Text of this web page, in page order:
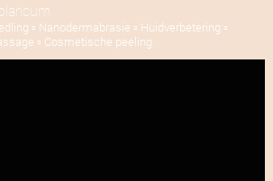
▫️ Nanodermabrasie ▫️ Huidverbetering ▫️
▫️ Cosmetische peeling